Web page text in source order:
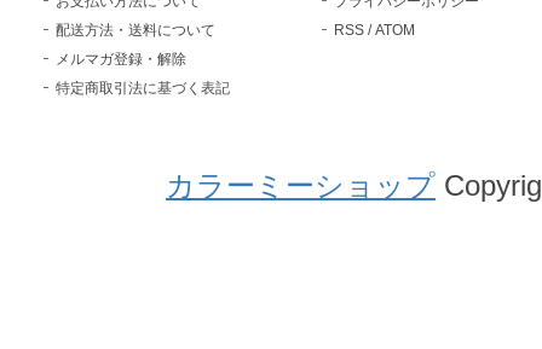
配送方法・送料について
メルマガ登録・解除
特定商取引法に基づく表記
RSS /ATOM
カラーミーショップ